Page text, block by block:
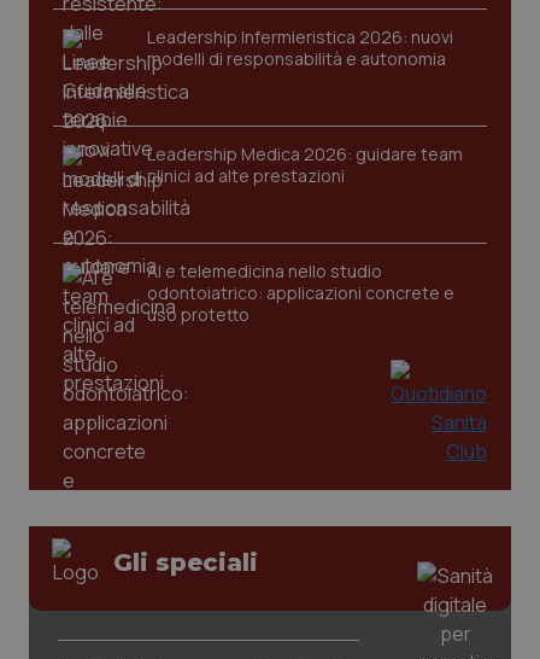
Leadership Infermieristica 2026: nuovi
modelli di responsabilità e autonomia
Leadership Medica 2026: guidare team
clinici ad alte prestazioni
AI e telemedicina nello studio
odontoiatrico: applicazioni concrete e
uso protetto
Gli speciali
VISITOR_PRIVACY_METADATA
.youtube.com
CookieScriptConsent
CookieScript
www.quotidianosanita.it